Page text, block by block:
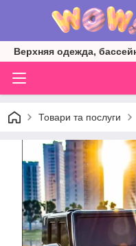
Верхняя одежда,
Товари та послуги